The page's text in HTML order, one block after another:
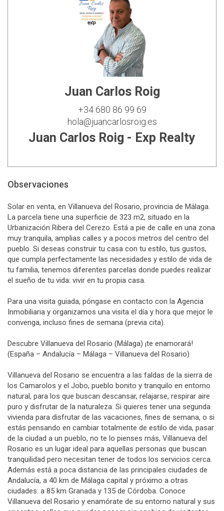
Juan Carlos Roig
+34 680 86 99 69
hola@juancarlosroig.es
Juan Carlos Roig - Exp Realty
Observaciones
Solar en venta, en Villanueva del Rosario, provincia de Málaga.
La parcela tiene una superficie de 323 m2, situado en la
Urbanización Ribera del Cerezo. Está a pie de calle en una zona
muy tranquila, amplias calles y a pocos metros del centro del
pueblo. Si deseas construir tu casa con tu estilo, tus gustos,
que cumpla perfectamente las necesidades y estilo de vida de
tu familia, tenemos diferentes parcelas donde puedes realizar
el sueño de tu vida: vivir en tu propia casa.
Para una visita guiada, póngase en contacto con la Agencia
Inmobiliaria y organizamos una visita el día y hora que mejor le
convenga, incluso fines de semana (previa cita).
Descubre Villanueva del Rosario (Málaga) ¡te enamorará!
(España – Andalucía – Málaga – Villanueva del Rosario)
Villanueva del Rosario se encuentra a las faldas de la sierra de
los Camarolos y el Jobo, pueblo bonito y tranquilo en entorno
natural, para los que buscan descansar, relajarse, respirar aire
puro y disfrutar de la naturaleza. Si quieres tener una segunda
vivienda para disfrutar de las vacaciones, fines de semana, o si
estás pensando en cambiar totalmente de estilo de vida, pasar
de la ciudad a un pueblo, no te lo pienses más, Villanueva del
Rosario es un lugar ideal para aquellas personas que buscan
tranquilidad pero necesitan tener de todos los servicios cerca.
Además está a poca distancia de las principales ciudades de
Andalucía, a 40 km de Málaga capital y próximo a otras
ciudades: a 85 km Granada y 135 de Córdoba. Conoce
Villanueva del Rosario y enamórate de su entorno natural y sus